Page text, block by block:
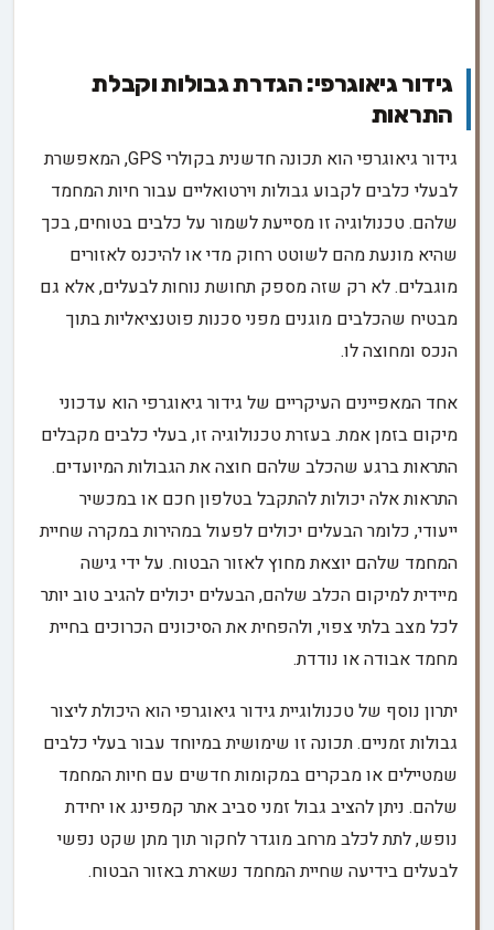
גידור גיאוגרפי: הגדרת גבולות וקבלת
התראות
גידור גיאוגרפי הוא תכונה חדשנית בקולרי GPS, המאפשרת
לבעלי כלבים לקבוע גבולות וירטואליים עבור חיות המחמד
שלהם. טכנולוגיה זו מסייעת לשמור על כלבים בטוחים, בכך
שהיא מונעת מהם לשוטט רחוק מדי או להיכנס לאזורים
מוגבלים. לא רק שזה מספק תחושת נוחות לבעלים, אלא גם
מבטיח שהכלבים מוגנים מפני סכנות פוטנציאליות בתוך
הנכס ומחוצה לו.
אחד המאפיינים העיקריים של גידור גיאוגרפי הוא עדכוני
מיקום בזמן אמת. בעזרת טכנולוגיה זו, בעלי כלבים מקבלים
התראות ברגע שהכלב שלהם חוצה את הגבולות המיועדים.
התראות אלה יכולות להתקבל בטלפון חכם או במכשיר
ייעודי, כלומר הבעלים יכולים לפעול במהירות במקרה שחיית
המחמד שלהם יוצאת מחוץ לאזור הבטוח. על ידי גישה
מיידית למיקום הכלב שלהם, הבעלים יכולים להגיב טוב יותר
לכל מצב בלתי צפוי, ולהפחית את הסיכונים הכרוכים בחיית
מחמד אבודה או נודדת.
יתרון נוסף של טכנולוגיית גידור גיאוגרפי הוא היכולת ליצור
גבולות זמניים. תכונה זו שימושית במיוחד עבור בעלי כלבים
שמטיילים או מבקרים במקומות חדשים עם חיות המחמד
שלהם. ניתן להציב גבול זמני סביב אתר קמפינג או יחידת
נופש, לתת לכלב מרחב מוגדר לחקור תוך מתן שקט נפשי
לבעלים בידיעה שחיית המחמד נשארת באזור הבטוח.